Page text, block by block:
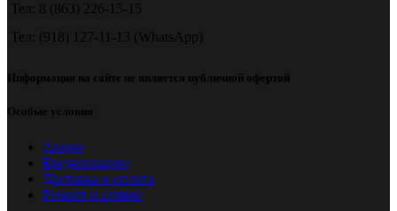
Тел: 8 (863) 226-15-15
Тел: (918) 127-11-13 (WhatsApp)
Информация на сайте не является публичной офертой
Особые условия
Акции
Кредитование
Доставка и оплата
Ремонт и сервис